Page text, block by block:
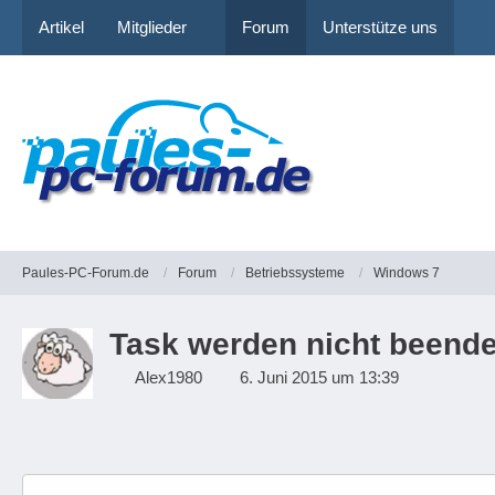
Artikel Mitglieder Forum Unterstütze uns
Paules-PC-Forum.de Forum Betriebssysteme Windows 7
Task werden nicht
Alex1980 6. Juni 2015 um 13:39